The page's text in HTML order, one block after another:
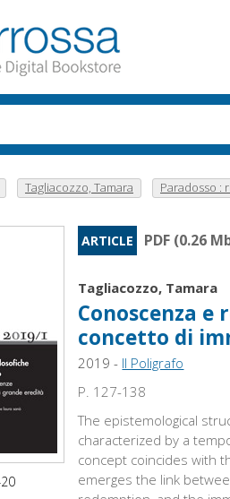
Tagliacozzo, Tamara Paradosso :
ARTICLE PDF (0.26
Tagliacozzo, Tamara
Conoscenza
concetto di
2019 - Il Poligrafo
P. 127-138
The epistemological
characterized by a
concept coincides with
emerges the link